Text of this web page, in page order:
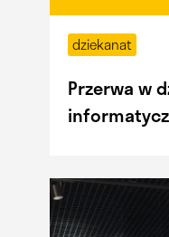
dziekanat
Przerwa w